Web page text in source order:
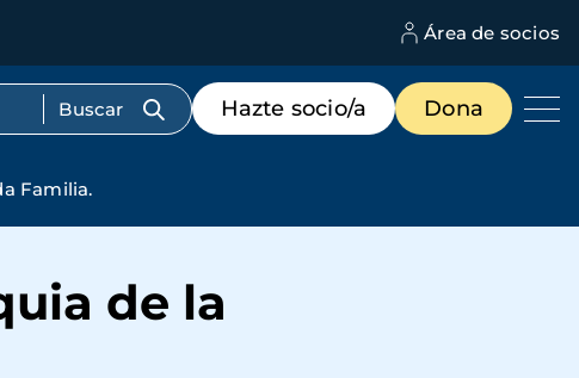
Área de socios
Menú
de
destacados
Hazte socio/a Dona
Familia.
de la